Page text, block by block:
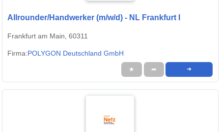
Allrounder/Handwerker (m/w/d) - NL Frankfurt I
Frankfurt am Main, 60311
Firma:POLYGON Deutschland GmbH
★ ➦ ➜